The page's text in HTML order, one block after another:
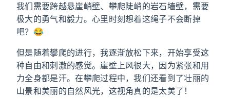
我们需要跨越悬崖峭壁、攀爬陡峭的岩石墙壁，需要
极大的勇气和毅力。心里时刻想着这绳子不会断掉
吧？😂
但是随着攀爬的进行，我逐渐放松下来，开始享受这
种自由和刺激的感觉。崖壁上风很大，因为紧张和用
力全身都是汗。在攀爬过程中，我们还看到了壮丽的
山景和美丽的自然风光，这视角真的是太美了！